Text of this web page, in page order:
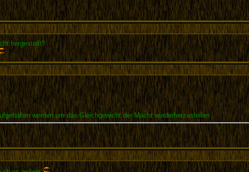
hergestellt?
werden um das Gleichgewicht der Macht wiederherzustellen